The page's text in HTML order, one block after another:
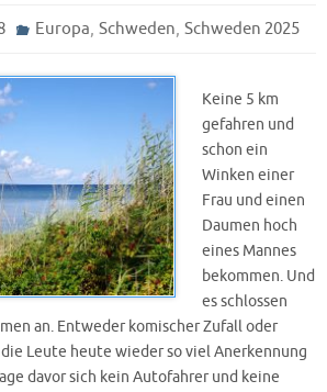
Europa, Schweden, Schweden 2025
Keine 5 km
gefahren und
schon ein
Winken einer
Frau und einen
Daumen hoch
eines Mannes
bekommen. Und
es schlossen
an. Entweder komischer Zufall oder
Leute heute wieder so viel Anerkennung
davor sich kein Autofahrer und keine